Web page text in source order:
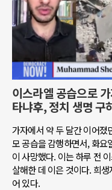
이스라엘 공습으로
타냐후, 정치 생명 구
가자에서 약 두 달간 이어졌
모 공습을 감행하면서, 화요
이 사망했다. 이는 하루 전
살해한 데 이은 것이다. 희
어 있다.